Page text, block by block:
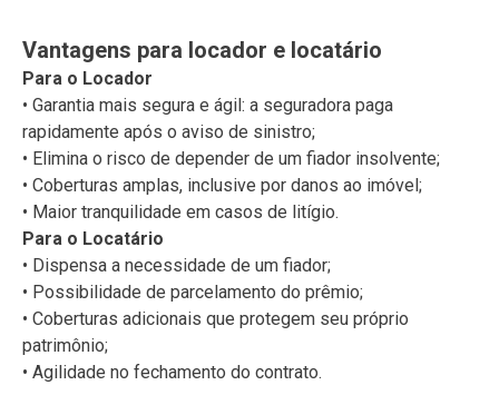
Vantagens para locador e locatário
Para o Locador
• Garantia mais segura e ágil: a seguradora paga
rapidamente após o aviso de sinistro;
• Elimina o risco de depender de um fiador insolvente;
• Coberturas amplas, inclusive por danos ao imóvel;
• Maior tranquilidade em casos de litígio.
Para o Locatário
• Dispensa a necessidade de um fiador;
• Possibilidade de parcelamento do prêmio;
• Coberturas adicionais que protegem seu próprio
patrimônio;
• Agilidade no fechamento do contrato.